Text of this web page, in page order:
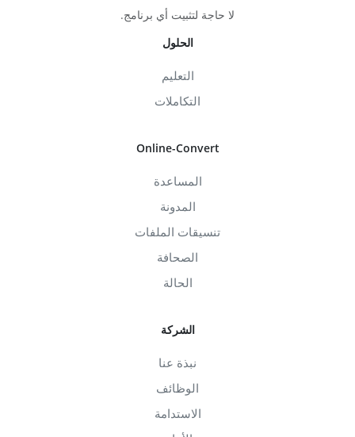
لا حاجة لتثبيت أي برنامج.
الحلول
التعليم
التكاملات
Online-Convert
المساعدة
المدونة
تنسيقات الملفات
الصحافة
الحالة
الشركة
نبذة عنا
الوظائف
الاستدامة